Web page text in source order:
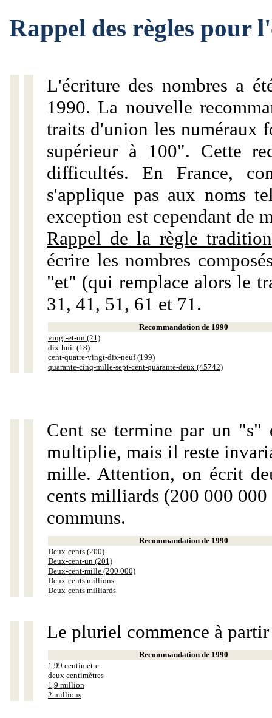
Rappel des règles pour
L'écriture des nombres a
1990. La nouvelle
traits d'union les numéraux
supérieur à 100". Cette
difficultés. En France,
s'applique pas aux noms
exception est cependant de
Rappel de la règle
écrire les nombres
"et" (qui remplace alors le
31, 41, 51, 61 et 71.
Recommandation de 1990
vingt-et-un (21)
dix-huit (18)
cent-quatre-vingt-dix-neuf (199)
quarante-cinq-mille-sept-cent-quarante-deux (45742)
Cent se termine par un "s"
multiplie, mais il reste
mille. Attention, on écrit
cents milliards (200 000
communs.
Recommandation de 1990
Deux-cents (200)
Deux-cent-un (201)
Deux-cent-mille (200 000)
Deux-cents millions
Deux-cents milliards
Le pluriel commence à
Recommandation de 1990
1,99 centimètre
deux centimètres
1,9 million
2 millions